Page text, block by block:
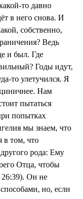
то давно
в него снова. И
собственно,
Ведь
и был. Где
Годы идут,
то улетучился. Я
Нам
пытаться
попытках
мы знаем, что
в том, что
рода: Ему
Отца, чтобы
26:39). Он не
но, если